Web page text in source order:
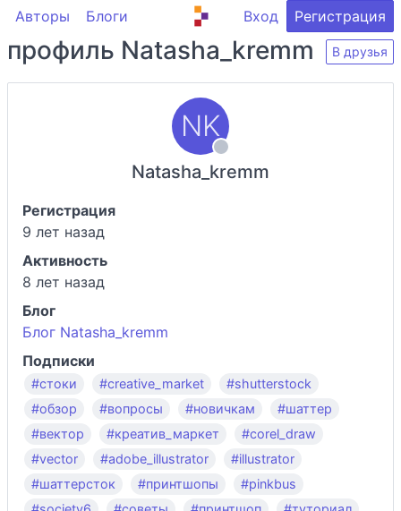
Авторы Блоги Вход Регистрация
профиль Natasha_kremm В друзья
Natasha_kremm
Регистрация
9 лет назад
Активность
8 лет назад
Блог
Блог Natasha_kremm
Подписки
#стоки #creative_market
#shutterstock
#обзор
#вопросы #новичкам
#шаттер
#вектор
#креатив_маркет
#corel_draw
#vector
#adobe_illustrator
#illustrator
#шаттерсток
#принтшопы
#pinkbus